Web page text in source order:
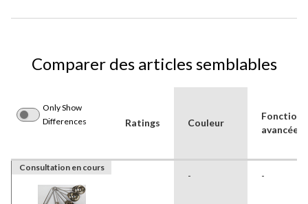
Comparer des articles semblables
Only Show
Differences
Ratings Couleur
avancées
Consultation en cours
- -